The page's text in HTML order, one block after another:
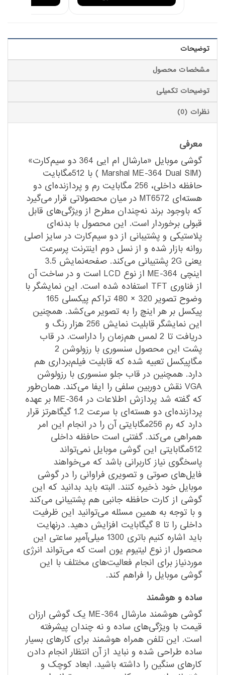
توضیحات
مشخصات محصول
توضیحات تکمیلی
نظرات (0)
معرفی
گوشی موبایل «مارشال ام ایی 364 دو سیم‌کارت»
(Marshal ME-364 Dual SIM ) با 512مگابایت
حافظه داخلی، 256 مگابایت رم و پردازنده‌ای دو
هسته‌ای MT6572 در میان محصولاتی قرار می‌گیرد
که باوجود برند نه‌چندان مطرح از ویژگی‌های قابل
قبولی برخوردار است. این محصول با بدنه‌ای
پلاستیکی و پشتیبانی از دو سیم‌کارت در سایز اصلی
روانه بازار شده و از نسل دوم اینترنت پرسرعت
یعنی 2G پشتیبانی می‌کند. صفحه‌نمایش 3.5
اینچی ME-364 از نوع LCD است و در ساخت آن
از فناوری TFT استفاده شده است. این نمایشگر با
وضوح تصویر 320 × 480 تراکم پیکسلی 165
پیکسل بر هر اینچ را به تصویر می‌کشد. همچنین
این نمایشگر قابلیت نمایش 256 هزار رنگ و
دریافت تا 2 لمس هم‌زمان را داراست. در قاب
پشت این محصول سنسوری با رزولوشن 2
مگاپیکسل تعبیه شده‌ که قابلیت فیلم‌برداری هم
دارد. همچنین در قاب جلو سنسوری با رزولوشن
VGA نقش دوربین سلفی را ایفا می‌کند. همان‌طور
که گفته شد پردازش اطلاعات در ME-364 بر عهده
پردازنده‌ای دو هسته‌ای با سرعت 1.2 گیگاهرتز قرار
دارد که رم 256مگابایتی آن را در انجام این امر
همراهی می‌کند. گفتنی است حافظه داخلی
512مگابایتی این گوشی موبایل نمی‌تواند
پاسخگوی نیاز کاربرانی باشد که می‌خواهند
فایل‌های صوتی و تصویری فراوانی را در گوشی
موبایل خود ذخیره کنند. البته باید بدانید که این
گوشی از کارت حافظه جانبی هم پشتیبانی می‌کند
و با توجه به همین مسئله می‌توانید این ظرفیت
داخلی را تا 8 گیگابایت افزایش دهید. درنهایت
باید اشاره کنیم باتری 1300 میلی‌آمپر ساعتی این
محصول از نوع لیتیوم یون است که می‌تواند انرژی
موردنیاز برای انجام فعالیت‌های مختلف با این
گوشی موبایل را فراهم کند.
ساده و هوشمند
گوشی هوشمند مارشال ME-364 یک گوشی ارزان
قیمت با ویژگی‌های ساده و نه چندان پیشرفته
است. این تلفن همراه هوشمند برای کارهای بسیار
ساده طراحی شده و نباید از آن انتظار انجام دادن
کارهای سنگین را داشته باشید. ابعاد کوچک و